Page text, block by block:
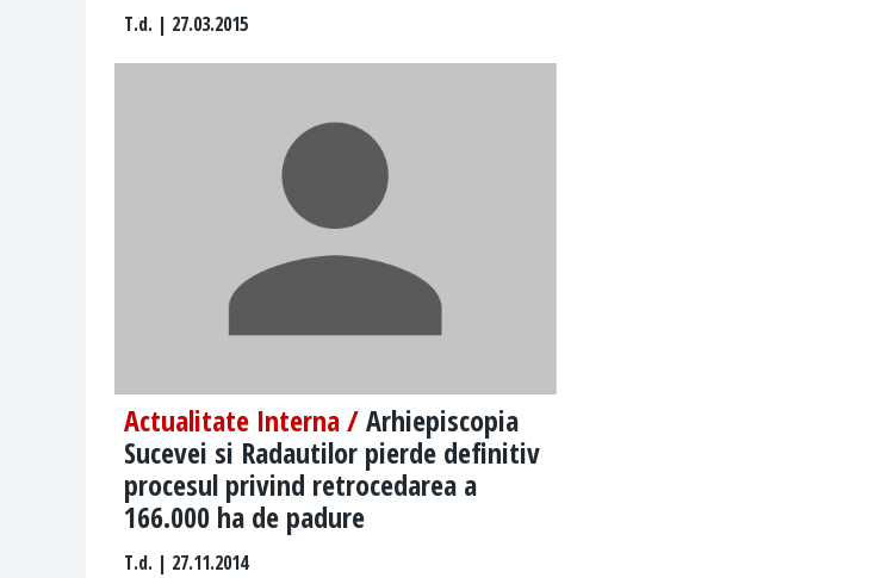
T.d. | 27.03.2015
Actualitate Interna /Arhiepiscopia
Sucevei si Radautilor pierde definitiv
procesul privind retrocedarea a
166.000 ha de padure
T.d. | 27.11.2014